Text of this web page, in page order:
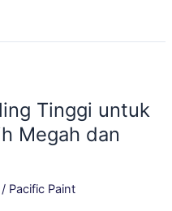
Tinggi untuk
Megah dan
/ Pacific Paint